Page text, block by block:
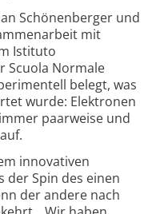
Schönenberger und
mit
Istituto
Scuola Normale
belegt, was
wurde: Elektronen
paarweise und
innovativen
der Spin des einen
der andere nach